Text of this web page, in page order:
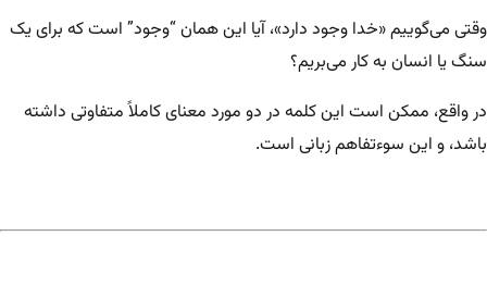
وقتی می‌گوییم «خدا وجود دارد»، آیا این همان “وجود” است که برای یک
سنگ یا انسان به کار می‌بریم؟
در واقع، ممکن است این کلمه در دو مورد معنای کاملاً متفاوتی داشته
باشد، و این سوءتفاهم زبانی است.